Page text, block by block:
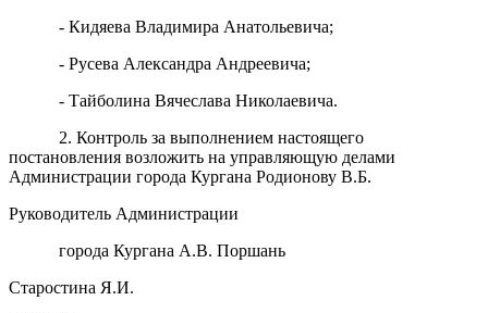
- Кидяева Владимира Анатольевича;
- Русева Александра Андреевича;
- Тайболина Вячеслава Николаевича.
2. Контроль за выполнением настоящего
постановления возложить на управляющую делами
Администрации города Кургана Родионову В.Б.
Руководитель Администрации
города Кургана А.В. Поршань
Старостина Я.И.